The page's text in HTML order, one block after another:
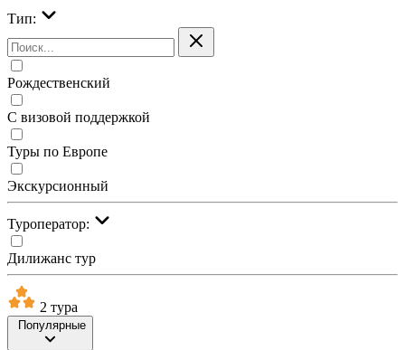
Тип:
Рождественский
С визовой поддержкой
Туры по Европе
Экскурсионный
Туроператор:
Дилижанс тур
2 тура
Популярные